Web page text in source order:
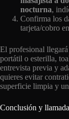
nocturna,
Confirma los
tarjeta/cobro
El profesional
portátil o esterilla,
entrevista previa y
quieres evitar
superficie limpia y
Conclusión y llamada